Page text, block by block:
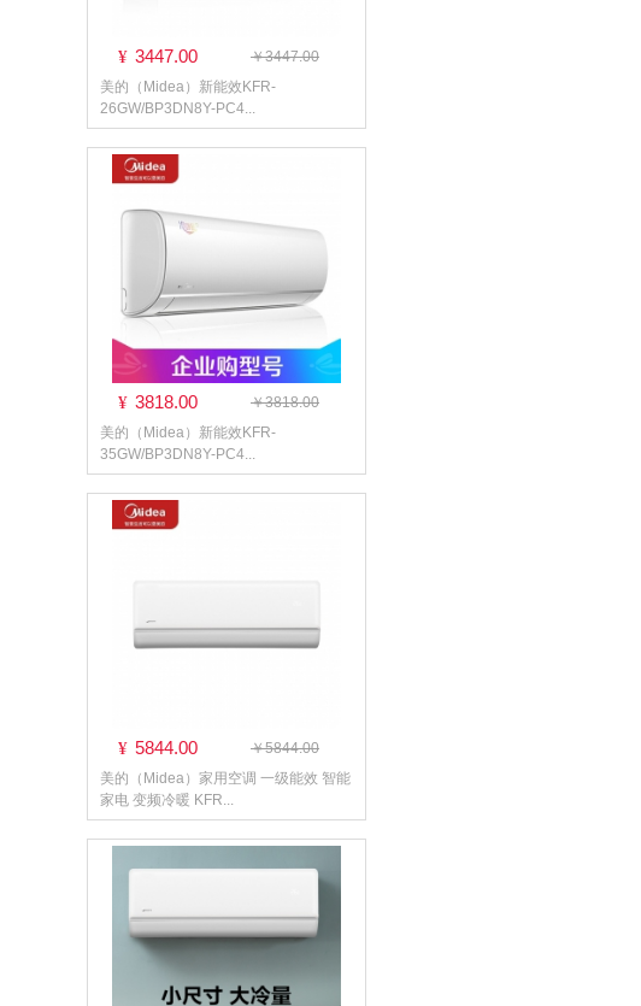
¥ 3447.00
￥3447.00
美的（Midea）新能效KFR-
26GW/BP3DN8Y-PC4...
¥ 3818.00
￥3818.00
美的（Midea）新能效KFR-
35GW/BP3DN8Y-PC4...
¥ 5844.00
￥5844.00
美的（Midea）家用空调 一级能效 智能
家电 变频冷暖 KFR...